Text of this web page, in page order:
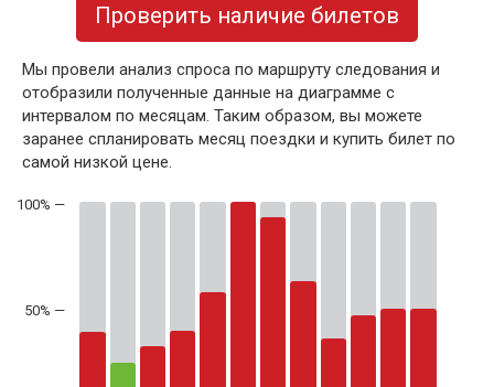
Проверить наличие билетов
Мы провели анализ спроса по маршруту следования и
отобразили полученные данные на диаграмме с
интервалом по месяцам. Таким образом, вы можете
заранее спланировать месяц поездки и купить билет по
самой низкой цене.
50% —